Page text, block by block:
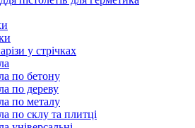
у стрічках
по бетону
по дереву
по металу
по склу та плитці